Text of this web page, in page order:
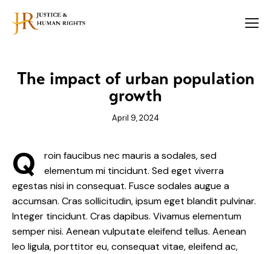
The impact of urban population
growth
April 9, 2024
Q
roin faucibus nec mauris a sodales, sed
elementum mi tincidunt. Sed eget viverra
egestas nisi in consequat. Fusce sodales augue a
accumsan. Cras sollicitudin, ipsum eget blandit pulvinar.
Integer tincidunt. Cras dapibus. Vivamus elementum
semper nisi. Aenean vulputate eleifend tellus. Aenean
leo ligula, porttitor eu, consequat vitae, eleifend ac,